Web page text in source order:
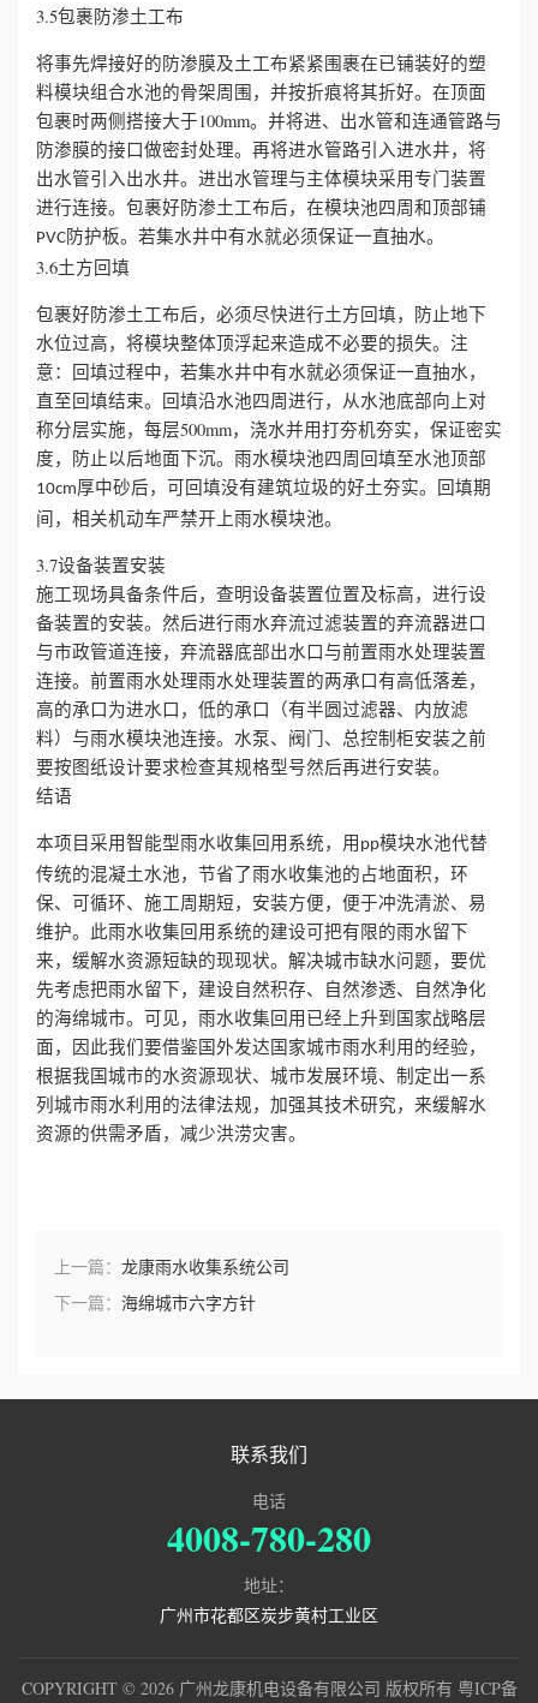
3.5包裹防渗土工布
将事先焊接好的防渗膜及土工布紧紧围裹在已铺装好的塑
料模块组合水池的骨架周围，并按折痕将其折好。在顶面
包裹时两侧搭接大于100mm。并将进、出水管和连通管路与
防渗膜的接口做密封处理。再将进水管路引入进水井，将
出水管引入出水井。进出水管理与主体模块采用专门装置
进行连接。包裹好防渗土工布后，在模块池四周和顶部铺
PVC防护板。若集水井中有水就必须保证一直抽水。
3.6土方回填
包裹好防渗土工布后，必须尽快进行土方回填，防止地下
水位过高，将模块整体顶浮起来造成不必要的损失。注
意：回填过程中，若集水井中有水就必须保证一直抽水，
直至回填结束。回填沿水池四周进行，从水池底部向上对
称分层实施，每层500mm，浇水并用打夯机夯实，保证密实
度，防止以后地面下沉。雨水模块池四周回填至水池顶部
10cm厚中砂后，可回填没有建筑垃圾的好土夯实。回填期
间，相关机动车严禁开上雨水模块池。
3.7设备装置安装
施工现场具备条件后，查明设备装置位置及标高，进行设
备装置的安装。然后进行雨水弃流过滤装置的弃流器进口
与市政管道连接，弃流器底部出水口与前置雨水处理装置
连接。前置雨水处理雨水处理装置的两承口有高低落差，
高的承口为进水口，低的承口（有半圆过滤器、内放滤
料）与雨水模块池连接。水泵、阀门、总控制柜安装之前
要按图纸设计要求检查其规格型号然后再进行安装。
结语
本项目采用智能型雨水收集回用系统，用 pp模块水池代替
传统的混凝土水池，节省了雨水收集池的占地面积，环
保、可循环、施工周期短，安装方便，便于冲洗清淤、易
维护。此雨水收集回用系统的建设可把有限的雨水留下
来，缓解水资源短缺的现现状。解决城市缺水问题，要优
先考虑把雨水留下，建设自然积存、自然渗透、自然净化
的海绵城市。可见，雨水收集回用已经上升到国家战略层
面，因此我们要借鉴国外发达国家城市雨水利用的经验，
根据我国城市的水资源现状、城市发展环境、制定出一系
列城市雨水利用的法律法规，加强其技术研究，来缓解水
资源的供需矛盾，减少洪涝灾害。
上一篇： 龙康雨水收集系统公司
下一篇： 海绵城市六字方针
联系我们
电话
4008-780-280
地址：
广州市花都区炭步黄村工业区
COPYRIGHT © 2026 广州龙康机电设备有限公司 版权所有 粤ICP备